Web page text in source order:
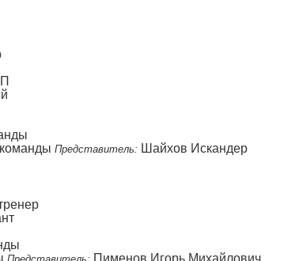
Представитель: Шайхов Искандер